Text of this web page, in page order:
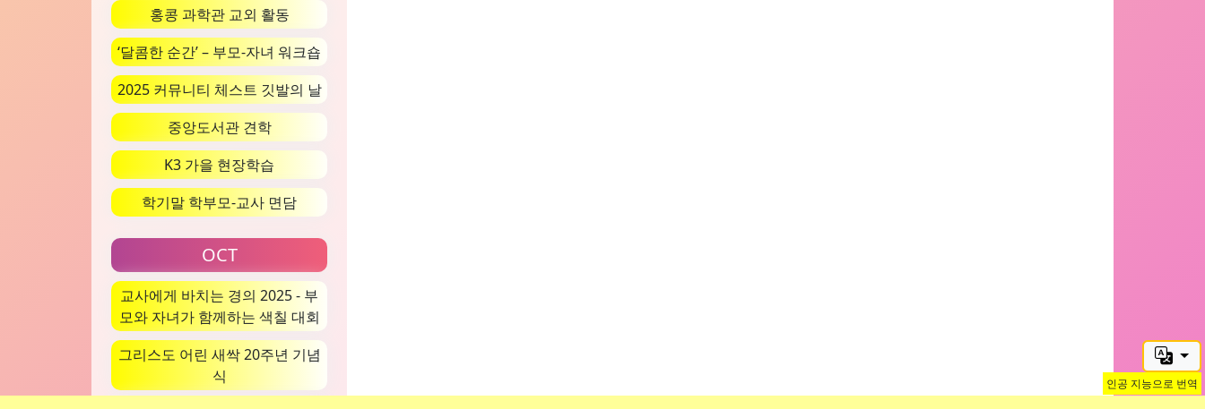
인공 지능으로 번역
홍콩 과학관 교외 활동
‘달콤한 순간’ – 부모-자녀 워크숍
2025 커뮤니티 체스트 깃발의 날
중앙도서관 견학
K3 가을 현장학습
학기말 학부모-교사 면담
OCT
교사에게 바치는 경의 2025 - 부
모와 자녀가 함께하는 색칠 대회
그리스도 어린 새싹 20주년 기념
식